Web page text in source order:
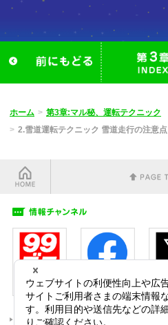
ホーム
第3章:マル秘、運転テクニック
2.雪道運転テクニック 雪道走行の注意点
サイトご利用にあたって